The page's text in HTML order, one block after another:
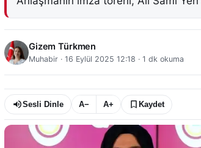
Gizem Türkmen
Muhabir · 16 Eylül 2025 12:18 · 1 dk okuma
Sesli Dinle A− A+ Kaydet